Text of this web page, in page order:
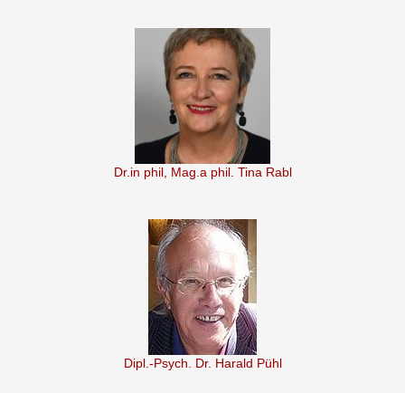
Dr.in phil, Mag.a phil. Tina Rabl
Dipl.-Psych. Dr. Harald Pühl